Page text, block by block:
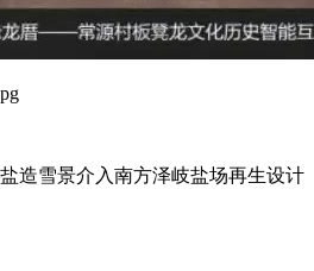
造雪景介入南方泽岐盐场再生设计